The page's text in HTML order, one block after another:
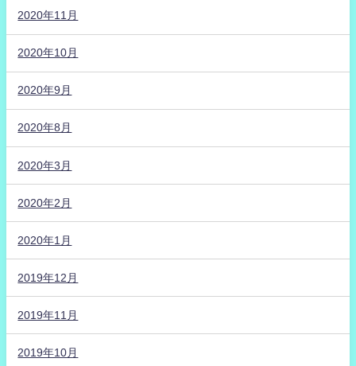
2020年11月
2020年10月
2020年9月
2020年8月
2020年3月
2020年2月
2020年1月
2019年12月
2019年11月
2019年10月